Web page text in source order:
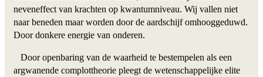
neveneffect van krachten op kwantumniveau. Wij vallen niet
naar beneden maar worden door de aardschijf omhooggeduwd.
Door donkere energie van onderen.
Door openbaring van de waarheid te bestempelen als een
argwanende complottheorie pleegt de wetenschappelijke elite